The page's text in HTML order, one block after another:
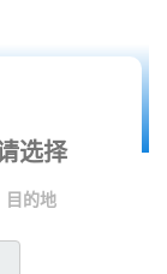
目的地